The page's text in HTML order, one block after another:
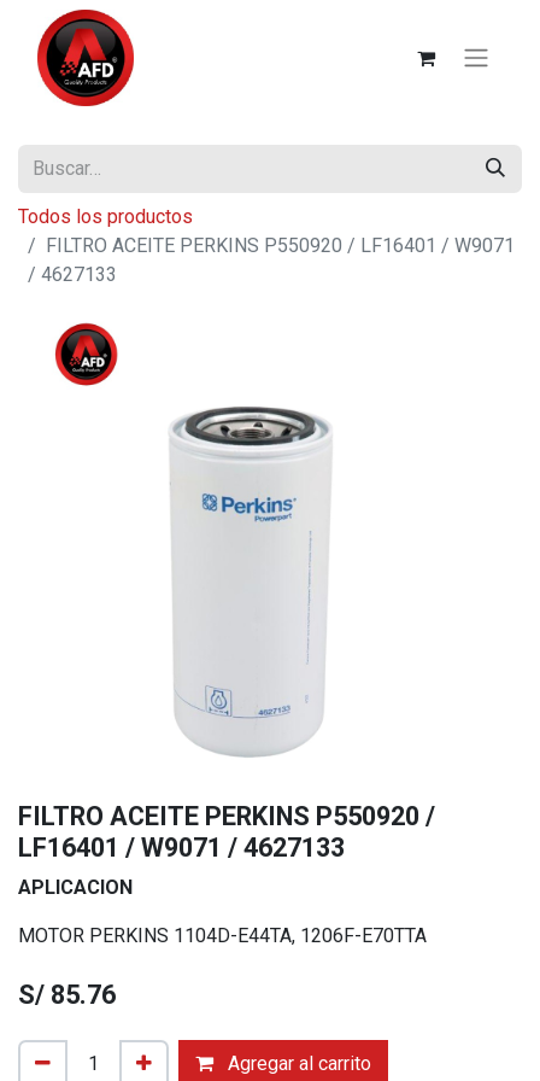
Todos los productos
FILTRO ACEITE PERKINS P550920 / LF16401 / W9071
/ 4627133
FILTRO ACEITE PERKINS P550920 /
LF16401 / W9071 / 4627133
APLICACION
MOTOR PERKINS 1104D-E44TA, 1206F-E70TTA
S/ 85.76
Agregar al carrito